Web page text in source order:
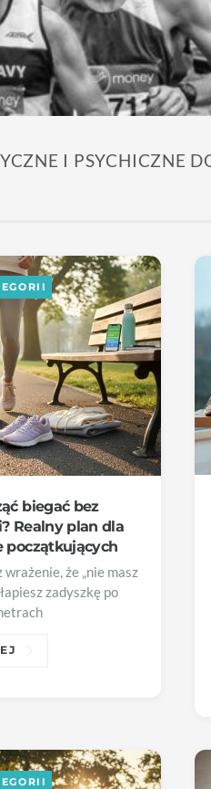
I PSYCHICZNE
biegać bez
Realny plan dla
początkujących
wrażenie, że „nie masz
zadyszkę po